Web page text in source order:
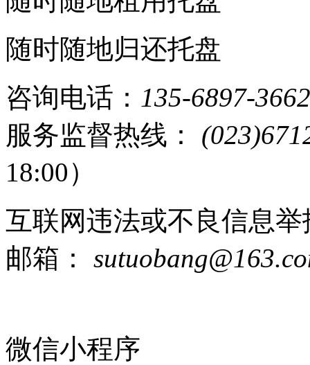
随时随地归还托盘
咨询电话： 135-6897-3662
服务监督热线：
18:00）
互联网违法或不良信息
邮箱：
微信小程序